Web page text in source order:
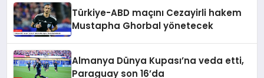
Türkiye-ABD maçını Cezayirli hakem
Mustapha Ghorbal yönetecek
Almanya Dünya Kupası’na veda etti,
Paraguay son 16’da